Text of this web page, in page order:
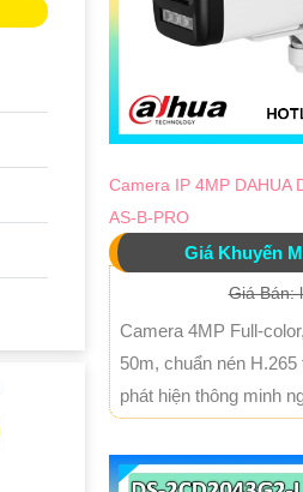
️
Camera IP 4MP DAHUA
AS-B-PRO
Giá Khuyến
Giá Bán:
Camera 4MP Full-
50m, chuẩn nén
phát hiện thông minh